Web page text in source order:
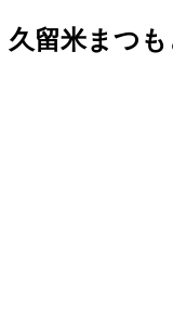
久留米まつ